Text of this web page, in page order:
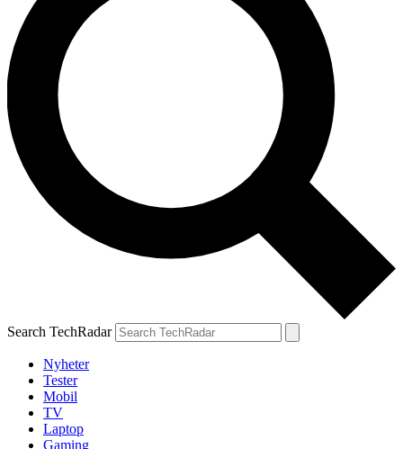
Search TechRadar
Nyheter
Tester
Mobil
TV
Laptop
Gaming